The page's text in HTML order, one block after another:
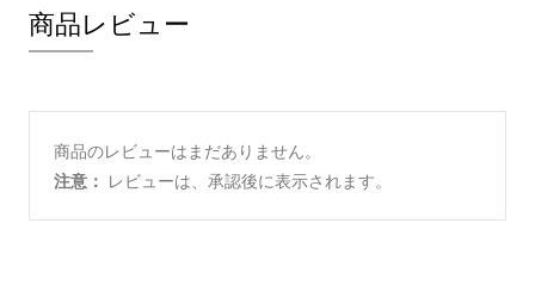
商品レビュー
商品のレビューはまだありません。
注意： レビューは、承認後に表示されます。